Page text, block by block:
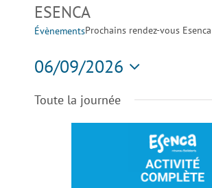
ESENCA
ÉvènementsProchains rendez-vous Esenca
06/09/2026
une
Toute la journée